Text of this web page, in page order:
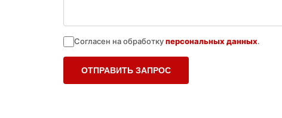
Согласен на обработкуперсональных данных.
ОТПРАВИТЬ ЗАПРОС